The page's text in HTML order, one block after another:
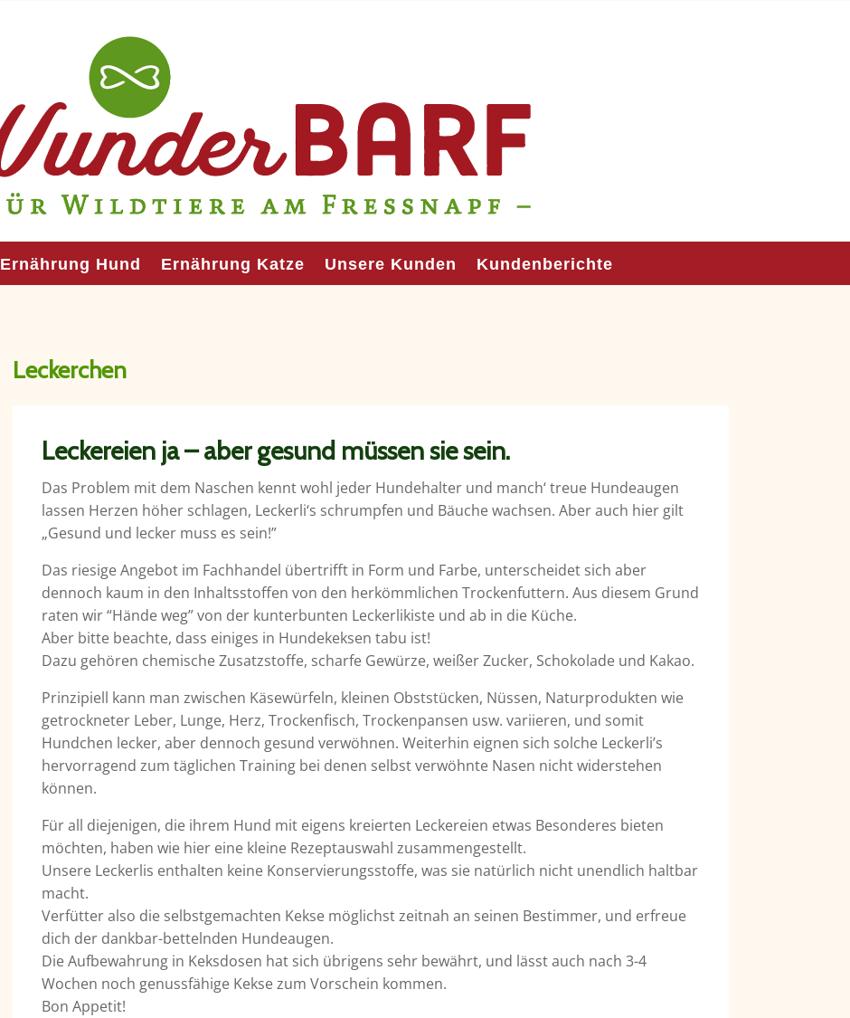
Ernährung Hund Ernährung Katze Unsere Kunden Kundenberichte
Leckerchen
Leckereien ja – aber gesund müssen sie sein.
Das Problem mit dem Naschen kennt wohl jeder Hundehalter und manch‘ treue Hundeaugen
lassen Herzen höher schlagen, Leckerli‘s schrumpfen und Bäuche wachsen. Aber auch hier gilt
„Gesund und lecker muss es sein!”
Das riesige Angebot im Fachhandel übertrifft in Form und Farbe, unterscheidet sich aber
dennoch kaum in den Inhaltsstoffen von den herkömmlichen Trockenfuttern. Aus diesem Grund
raten wir “Hände weg” von der kunterbunten Leckerlikiste und ab in die Küche.
Aber bitte beachte, dass einiges in Hundekeksen tabu ist!
Dazu gehören chemische Zusatzstoffe, scharfe Gewürze, weißer Zucker, Schokolade und Kakao.
Prinzipiell kann man zwischen Käsewürfeln, kleinen Obststücken, Nüssen, Naturprodukten wie
getrockneter Leber, Lunge, Herz, Trockenfisch, Trockenpansen usw. variieren, und somit
Hundchen lecker, aber dennoch gesund verwöhnen. Weiterhin eignen sich solche Leckerli’s
hervorragend zum täglichen Training bei denen selbst verwöhnte Nasen nicht widerstehen
können.
Für all diejenigen, die ihrem Hund mit eigens kreierten Leckereien etwas Besonderes bieten
möchten, haben wie hier eine kleine Rezeptauswahl zusammengestellt.
Unsere Leckerlis enthalten keine Konservierungsstoffe, was sie natürlich nicht unendlich haltbar
macht.
Verfütter also die selbstgemachten Kekse möglichst zeitnah an seinen Bestimmer, und erfreue
dich der dankbar-bettelnden Hundeaugen.
Die Aufbewahrung in Keksdosen hat sich übrigens sehr bewährt, und lässt auch nach 3-4
Wochen noch genussfähige Kekse zum Vorschein kommen.
Bon Appetit!